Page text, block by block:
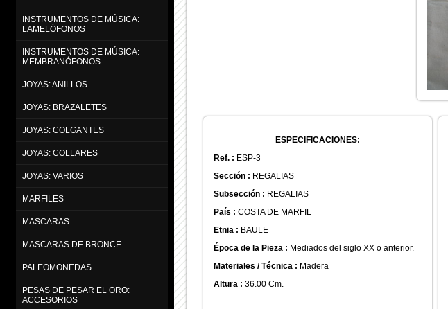
ESPECIFICACIONES:
Ref. : ESP-3
Sección : REGALIAS
Subsección : REGALIAS
País : COSTA DE MARFIL
Etnia : BAULE
Época de la Pieza : Mediados del siglo XX o anterior.
Materiales / Técnica : Madera
Altura : 36.00 Cm.
INSTRUMENTOS DE MÚSICA:
LAMELÓFONOS
INSTRUMENTOS DE MÚSICA:
MEMBRANÓFONOS
JOYAS: ANILLOS
JOYAS: BRAZALETES
JOYAS: COLGANTES
JOYAS: COLLARES
JOYAS: VARIOS
MARFILES
MASCARAS
MASCARAS DE BRONCE
PALEOMONEDAS
PESAS DE PESAR EL ORO:
ACCESORIOS